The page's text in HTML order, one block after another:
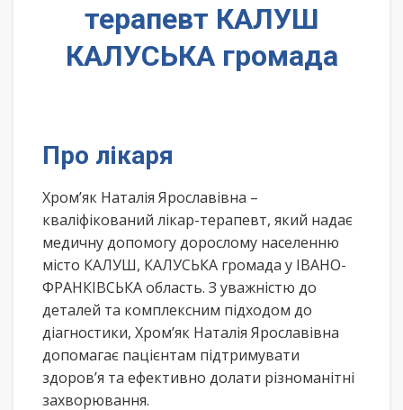
терапевт КАЛУШ
КАЛУСЬКА громада
Про лікаря
Хром’як Наталія Ярославівна –
кваліфікований лікар-терапевт, який надає
медичну допомогу дорослому населенню
місто КАЛУШ, КАЛУСЬКА громада у ІВАНО-
ФРАНКІВСЬКА область. З уважністю до
деталей та комплексним підходом до
діагностики, Хром’як Наталія Ярославівна
допомагає пацієнтам підтримувати
здоров’я та ефективно долати різноманітні
захворювання.